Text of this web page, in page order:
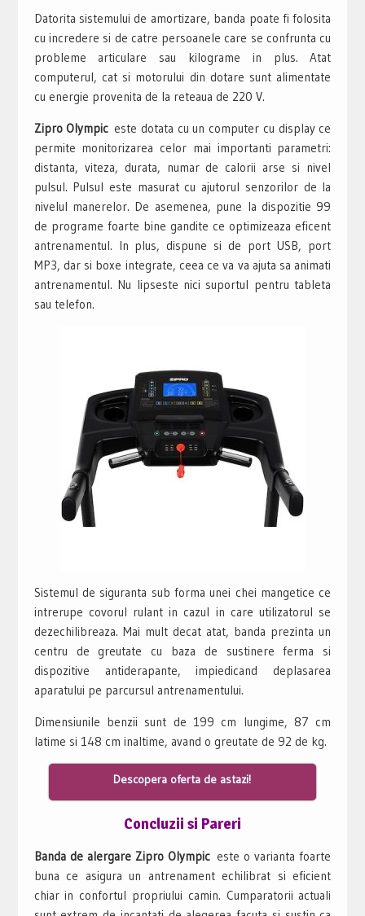
Datorita sistemului de amortizare, banda poate fi folosita
cu incredere si de catre persoanele care se confrunta cu
probleme articulare sau kilograme in plus. Atat
computerul, cat si motorului din dotare sunt alimentate
cu energie provenita de la reteaua de 220 V.
Zipro Olympic este dotata cu un computer cu display ce
permite monitorizarea celor mai importanti parametri:
distanta, viteza, durata, numar de calorii arse si nivel
pulsul. Pulsul este masurat cu ajutorul senzorilor de la
nivelul manerelor. De asemenea, pune la dispozitie 99
de programe foarte bine gandite ce optimizeaza eficent
antrenamentul. In plus, dispune si de port USB, port
MP3, dar si boxe integrate, ceea ce va va ajuta sa animati
antrenamentul. Nu lipseste nici suportul pentru tableta
sau telefon.
Sistemul de siguranta sub forma unei chei mangetice ce
intrerupe covorul rulant in cazul in care utilizatorul se
dezechilibreaza. Mai mult decat atat, banda prezinta un
centru de greutate cu baza de sustinere ferma si
dispozitive antiderapante, impiedicand deplasarea
aparatului pe parcursul antrenamentului.
Dimensiunile benzii sunt de 199 cm lungime, 87 cm
latime si 148 cm inaltime, avand o greutate de 92 de kg.
Descopera oferta de astazi!
Concluzii si Pareri
Banda de alergare Zipro Olympic este o varianta foarte
buna ce asigura un antrenament echilibrat si eficient
chiar in confortul propriului camin. Cumparatorii actuali